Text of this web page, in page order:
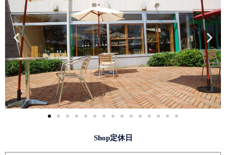
Shop定休日